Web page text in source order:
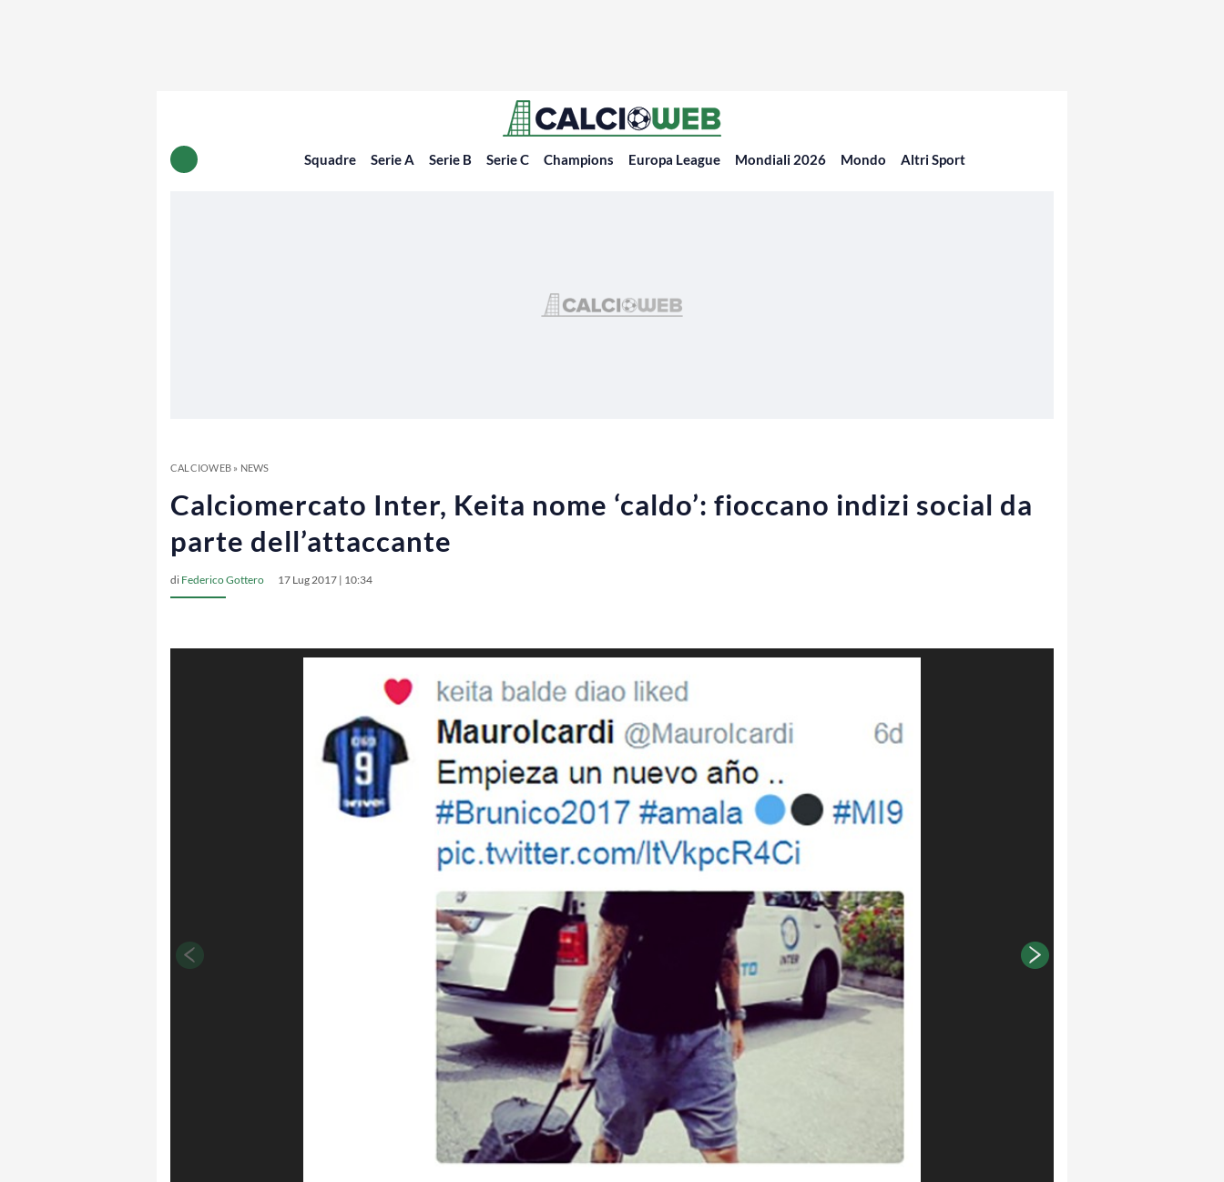
Squadre Serie A Serie B Serie C Champions Europa League Mondiali 2026 Mondo Altri Sport
CALCIOWEB» NEWS
Calciomercato Inter, Keita nome ‘caldo’: fioccano indizi social da
parte dell’attaccante
di Federico Gottero 17 Lug 2017 | 10:34